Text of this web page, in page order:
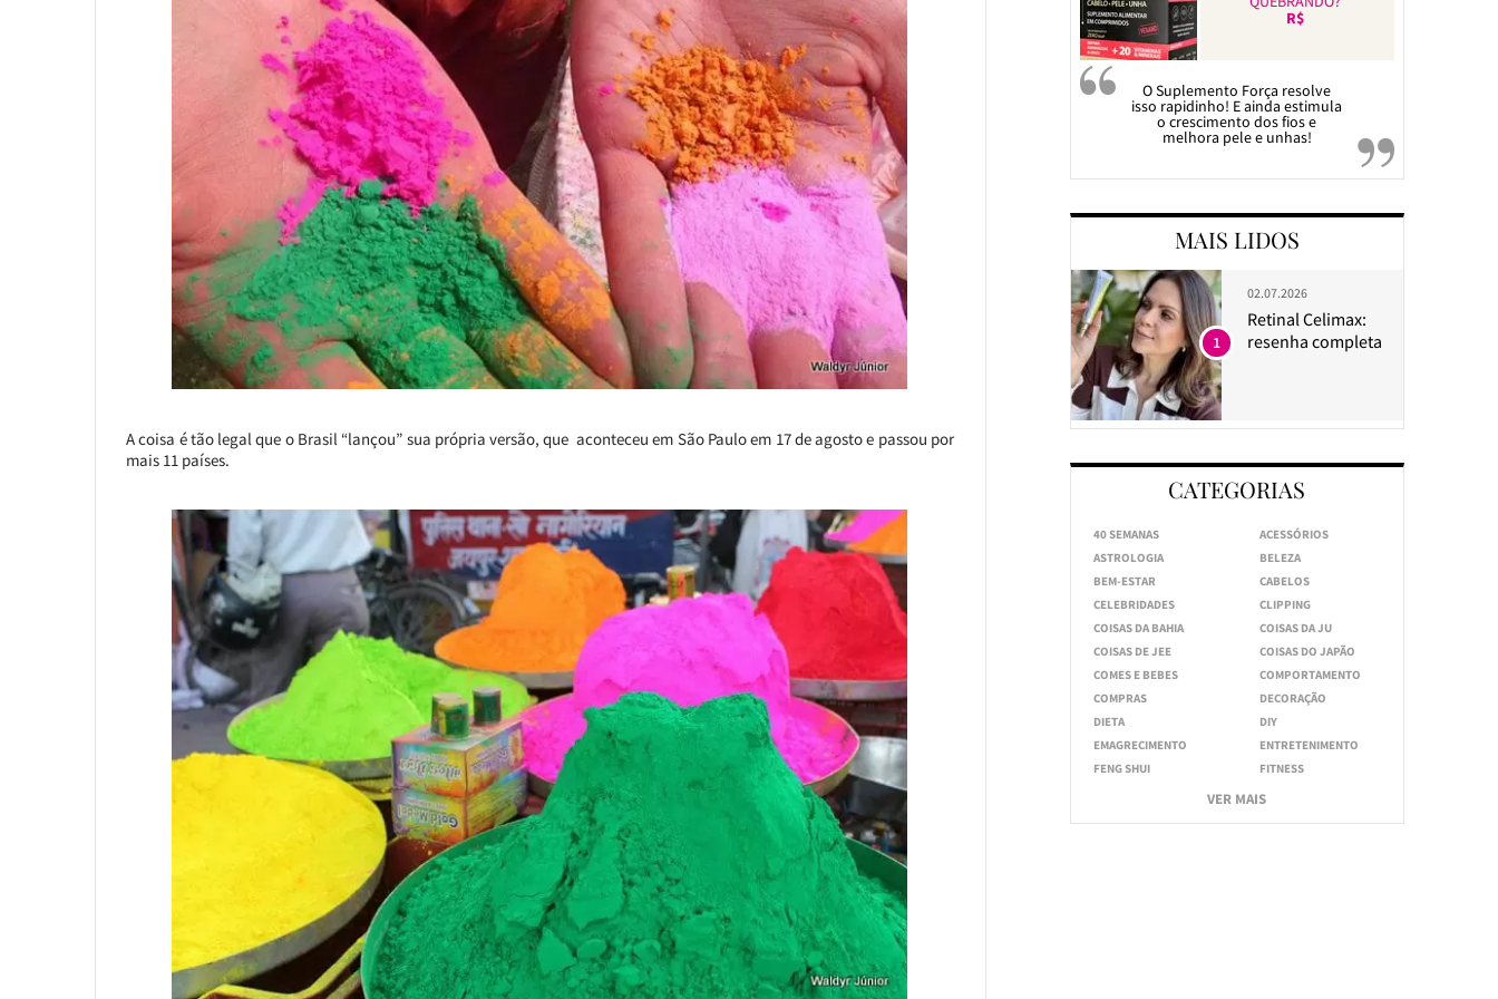
A coisa é tão legal que o Brasil “lançou” sua própria versão, que aconteceu em São Paulo em 17 de agosto e passou por
mais 11 países.
R$
O Suplemento Força resolve
isso rapidinho! E ainda estimula
o crescimento dos fios e
melhora pele e unhas!
MAIS LIDOS
02.07.2026
Retinal Celimax:
resenha completa
1
CATEGORIAS
40 SEMANAS
ACESSÓRIOS
ASTROLOGIA
BELEZA
BEM-ESTAR
CABELOS
CELEBRIDADES
CLIPPING
COISAS DA BAHIA
COISAS DA JU
COISAS DE JEE
COISAS DO JAPÃO
COMES E BEBES
COMPORTAMENTO
COMPRAS
DECORAÇÃO
DIETA
DIY
EMAGRECIMENTO
ENTRETENIMENTO
FENG SHUI
FITNESS
VER MAIS